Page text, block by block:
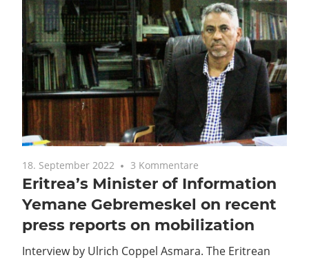
18. September 2022 3 Kommentare
Eritrea’s Minister of Information
Yemane Gebremeskel on recent
press reports on mobilization
Interview by Ulrich Coppel Asmara. The Eritrean